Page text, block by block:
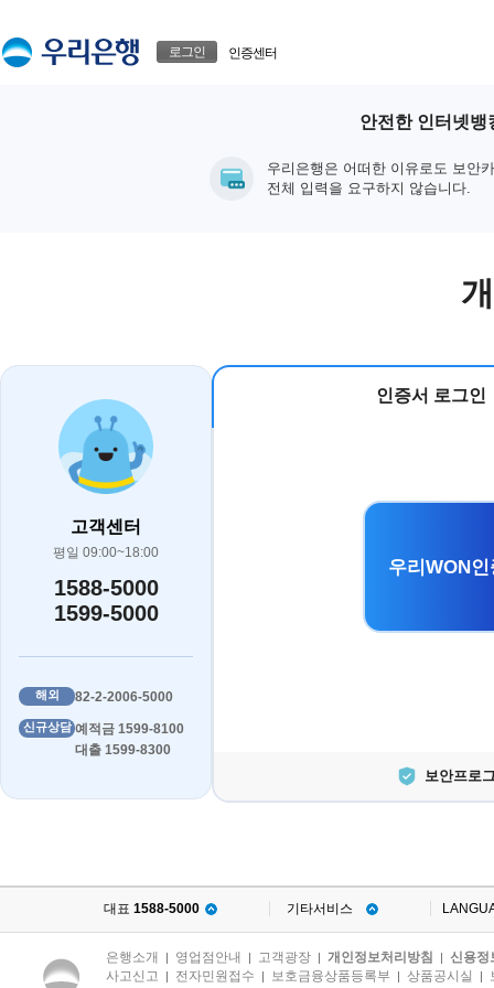
로그인 인증센터
안전한 인터넷뱅
우리은행은 어떠한 이유로도 보안
전체 입력을 요구하지 않습니다.
고객센터
평일 09:00~18:00
1588-5000
1599-5000
해외 82-2-2006-5000
신규상담 예적금 1599-8100
대출 1599-8300
인증서 로그인
우리WON
보안프로
대표 1588-5000 기타서비스
은행소개 | 영업점안내 | 고객광장 | 개인정보처리방침 | 신용정
사고신고 | 전자민원접수 | 보호금융상품등록부 | 상품공시실 |